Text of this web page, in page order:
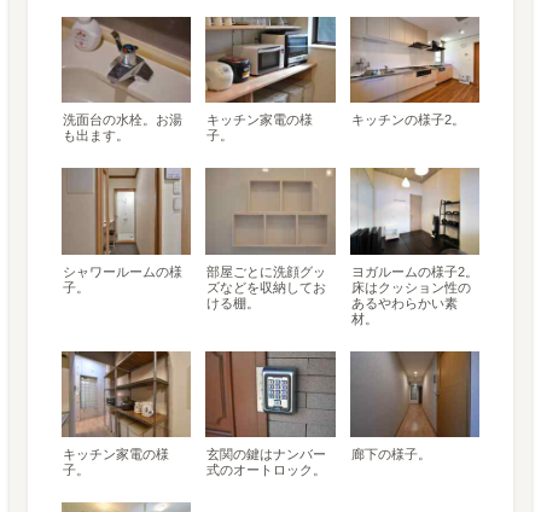
洗面台の水栓。お湯
も出ます。
キッチン家電の様
子。
キッチンの様子2。
シャワールームの様
子。
部屋ごとに洗顔グッ
ズなどを収納してお
ける棚。
ヨガルームの様子2。
床はクッション性の
あるやわらかい素
材。
キッチン家電の様
子。
玄関の鍵はナンバー
式のオートロック。
廊下の様子。